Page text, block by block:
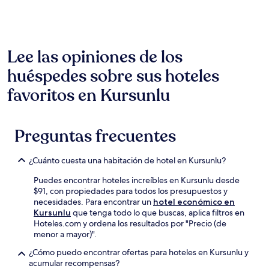
estancia
de
noche
para
2
precios
disponibilidad
sujetos
cambios.
Aplican
términos
Lee las opiniones de los
huéspedes sobre sus hoteles
favoritos en Kursunlu
Preguntas frecuentes
¿Cuánto cuesta una habitación de hotel en Kursunlu?
Puedes encontrar hoteles increíbles en Kursunlu desde
$91, con propiedades para todos los presupuestos y
necesidades. Para encontrar un hotel económico en
Kursunlu que tenga todo lo que buscas, aplica filtros en
Hoteles.com y ordena los resultados por "Precio (de
menor a mayor)".
¿Cómo puedo encontrar ofertas para hoteles en Kursunlu y
acumular recompensas?